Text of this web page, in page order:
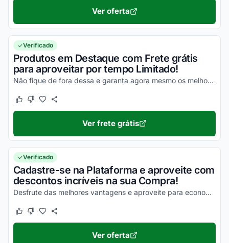
Ver oferta
Verificado
Produtos em Destaque com Frete grátis
para aproveitar por tempo Limitado!
Não fique de fora dessa e garanta agora mesmo os melhores descontos!
Este cupom funcionou
Este cupom não funcionou
Ver frete grátis
Verificado
Cadastre-se na Plataforma e aproveite com
descontos incríveis na sua Compra!
Desfrute das melhores vantagens e aproveite para economizar!
Este cupom funcionou
Este cupom não funcionou
Ver oferta